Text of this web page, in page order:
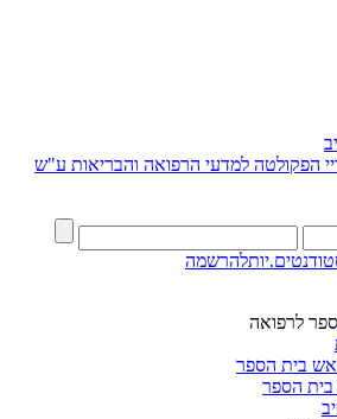
הפקולטה למדעי הרפואה והבריאות ע"ש
להרשמה
לרפואה
בית הספר
בית הספר